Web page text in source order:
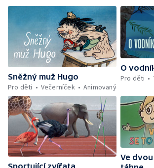
Sněžný muž Hugo
Pro děti
Večerníček Animovaný
O
Pro děti
Sportující zvířata
Ve